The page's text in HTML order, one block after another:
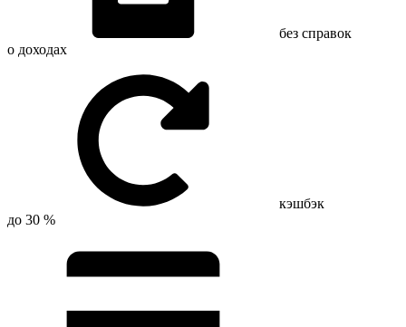
без справок
о доходах
кэшбэк
до 30 %